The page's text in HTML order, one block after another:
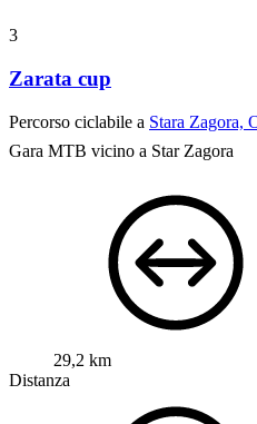
3
Zarata cup
Percorso ciclabile a Stara Zagora,
Gara MTB vicino a Star Zagora
29,2 km
Distanza